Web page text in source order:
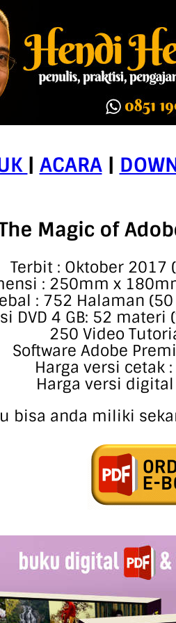
| ACARA|
Magic of
Terbit : Oktober 2017
: 250mm x
: 752 Halaman
DVD 4 GB: 52
250 Video
Software Adobe
Harga versi cetak :
Harga versi digital
bisa anda miliki